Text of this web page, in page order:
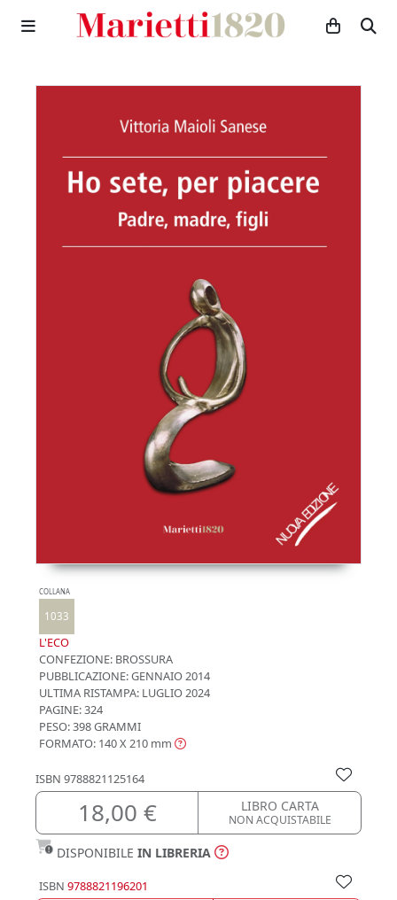
COLLANA
1033
L'ECO
CONFEZIONE: BROSSURA
PUBBLICAZIONE:GENNAIO 2014
ULTIMA RISTAMPA: LUGLIO 2024
PAGINE: 324
PESO: 398 GRAMMI
FORMATO: 140 X 210 mm
ISBN 9788821125164
18,00 € LIBRO CARTA
NON ACQUISTABILE
DISPONIBILE IN LIBRERIA
ISBN 9788821196201